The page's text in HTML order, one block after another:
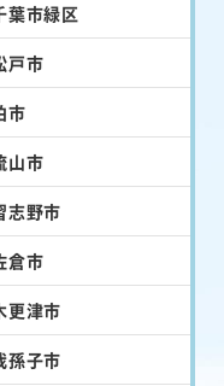
葉市緑区
戸市
市
山市
志野市
倉市
更津市
孫子市